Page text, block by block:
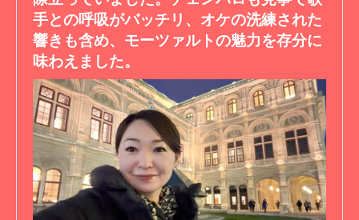
手との呼吸がバッチリ、オケの洗練された
響きも含め、モーツァルトの魅力を存分に
味わえました。